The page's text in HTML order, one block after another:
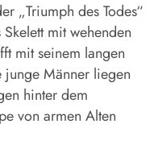
„Triumph des Todes“
mit wehenden
mit seinem langen
junge Männer liegen
hinter dem
von armen Alten